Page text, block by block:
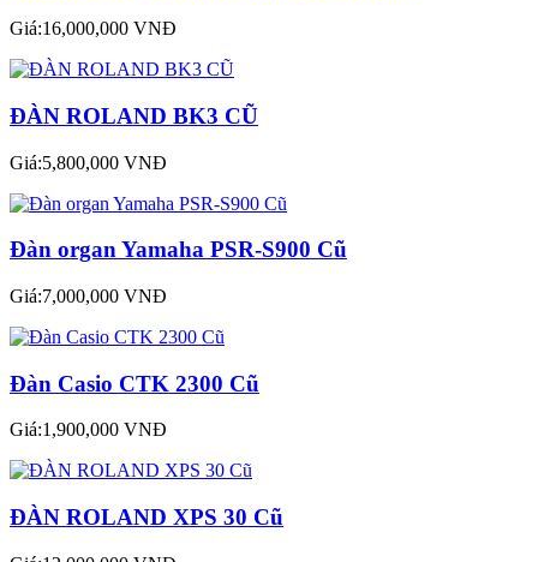
Giá:16,000,000 VNĐ
ĐÀN ROLAND BK3 CŨ
Giá:5,800,000 VNĐ
Đàn organ Yamaha PSR-S900 Cũ
Giá:7,000,000 VNĐ
Đàn Casio CTK 2300 Cũ
Giá:1,900,000 VNĐ
ĐÀN ROLAND XPS 30 Cũ